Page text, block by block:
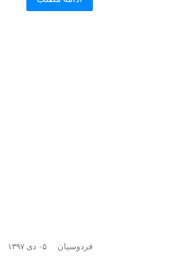
فردوسیان ۰۵ دی ۱۳۹۷